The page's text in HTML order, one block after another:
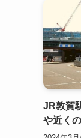
JR敦賀
や近く